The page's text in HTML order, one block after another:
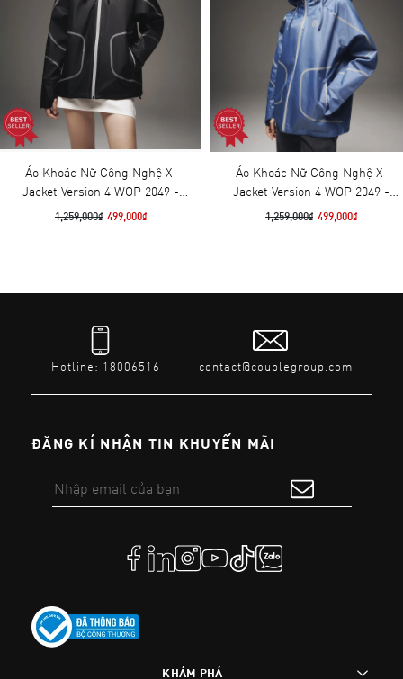
Áo Khoác Nữ Công Nghệ X-
Jacket Version 4 WOP 2049 -
Đen
1,259,000₫ 499,000₫
Áo Khoác Nữ Công Nghệ X-
Jacket Version 4 WOP 2049 -
Xanh Infinity
1,259,000₫ 499,000₫
Hotline: 18006516 contact@couplegroup.com
ĐĂNG KÍ NHẬN TIN KHUYẾN MÃI
KHÁM PHÁ